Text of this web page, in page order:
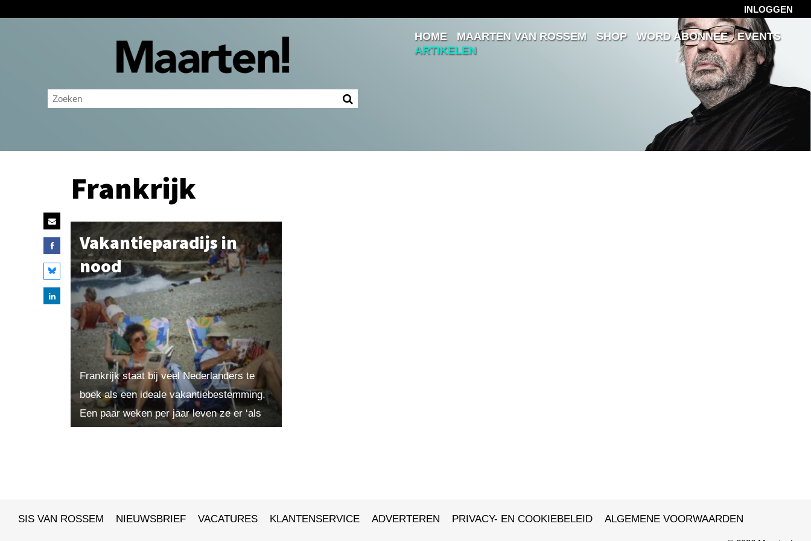
INLOGGEN
Inloggen
Ingelogd blijven
HOME MAARTEN VAN ROSSEM SHOP WORD ABONNEE
EVENTS
ARTIKELEN
Frankrijk
Vakantieparadijs in
nood
Frankrijk staat bij veel Nederlanders te
boek als een ideale vakantiebestemming.
Een paar weken per jaar leven ze er ‘als
SIS VAN ROSSEM NIEUWSBRIEF VACATURES KLANTENSERVICE ADVERTEREN PRIVACY- EN COOKIEBELEID ALGEMENE VOORWAARDEN